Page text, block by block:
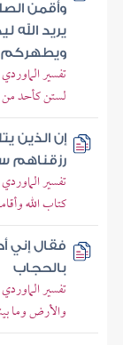
وأقمن
يريد
ويطهركم
تفسير
لستن كأحد من
إن الذين
رزقناهم
تفسير
كتاب الله
فقال إني
بالحجاب
تفسير
والأرض وما